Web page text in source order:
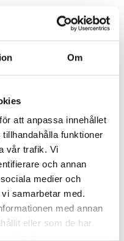
Om
att anpassa innehållet
funktioner
vår trafik. Vi
och annan
medier och
samarbetar med.
med annan
eller som de har
600